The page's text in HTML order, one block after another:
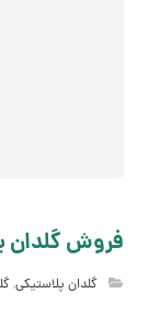
فروش گلدان
گلدان پلاستیکی,